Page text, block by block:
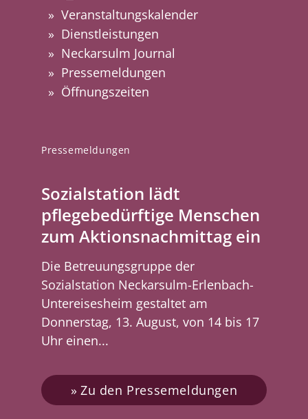
Pressemeldungen
Sozialstation lädt
pflegebedürftige Menschen
zum Aktionsnachmittag ein
Die Betreuungsgruppe der
Sozialstation Neckarsulm-Erlenbach-
Untereisesheim gestaltet am
Donnerstag, 13. August, von 14 bis 17
Uhr einen...
Zu den Pressemeldungen
Veranstaltungskalender
Dienstleistungen
Neckarsulm Journal
Pressemeldungen
Öffnungszeiten